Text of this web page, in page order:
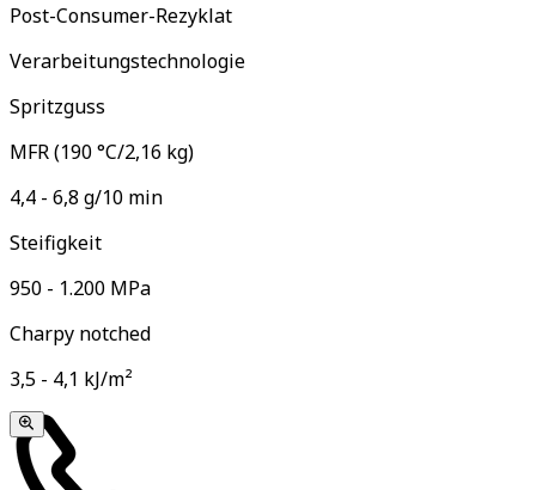
Post-Consumer-Rezyklat
Verarbeitungstechnologie
Spritzguss
MFR (190 °C/2,16 kg)
4,4 - 6,8 g/10 min
Steifigkeit
950 - 1.200 MPa
Charpy notched
3,5 - 4,1 kJ/m²